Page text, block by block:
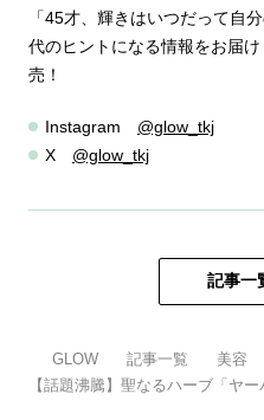
「45才、輝きはいつだって自
代のヒントになる情報をお届
売！
Instagram @glow_tkj
X @glow_tkj
記事一
GLOW 記事一覧
美容
【話題沸騰】聖なるハーブ「ヤ